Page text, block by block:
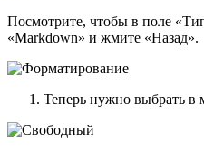
Посмотрите, чтобы в поле
«Markdown» и жмите «Назад».
Теперь нужно выбрать